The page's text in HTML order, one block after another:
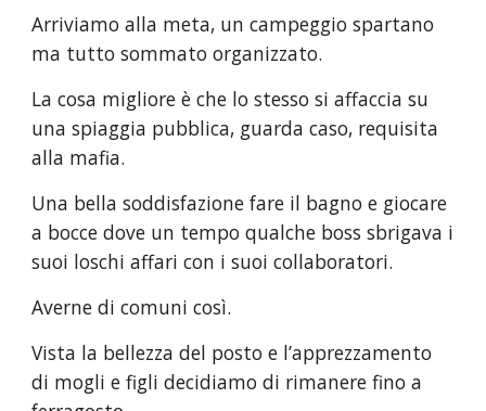
Arriviamo alla meta, un campeggio spartano
ma tutto sommato organizzato.
La cosa migliore è che lo stesso si affaccia su
una spiaggia pubblica, guarda caso, requisita
alla mafia.
Una bella soddisfazione fare il bagno e giocare
a bocce dove un tempo qualche boss sbrigava i
suoi loschi affari con i suoi collaboratori.
Averne di comuni così.
Vista la bellezza del posto e l’apprezzamento
di mogli e figli decidiamo di rimanere fino a